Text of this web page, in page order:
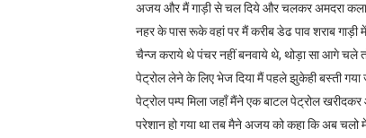
अजय और मैं गाड़ी से चल दिये और चलकर अमदरा
नहर के पास रूके वहां पर मैं करीब डेढ पाव शराब गाड़ी
चैन्ज कराये थे पंचर नहीं बनवाये थे, थोड़ा सा आगे चले
पेट्रोल लेने के लिए भेज दिया मैं पहले झुकेही बस्ती
पेट्रोल पम्प मिला जहाँ मैंने एक बाटल पेट्रोल खरीदकर
परेशान हो गया था तब मैने अजय को कहा कि अब चलो